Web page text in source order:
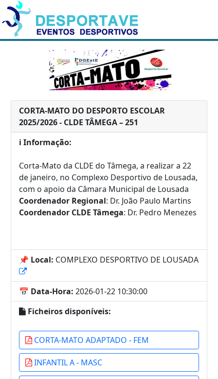
CORTA-MATO DO DESPORTO ESCOLAR
2025/2026 - CLDE TÂMEGA – 251
ℹ️ Informação:
Corta-Mato da CLDE do Tâmega, a realizar a 22
de janeiro, no Complexo Desportivo de Lousada,
com o apoio da Câmara Municipal de Lousada
Coordenador Regional: Dr. João Paulo Martins
Coordenador CLDE Tâmega: Dr. Pedro Menezes
📌 Local: COMPLEXO DESPORTIVO DE LOUSADA
📅 Data-Hora: 2026-01-22 10:30:00
Ficheiros disponíveis:
CORTA-MATO ADAPTADO - FEM
INFANTIL A - MASC